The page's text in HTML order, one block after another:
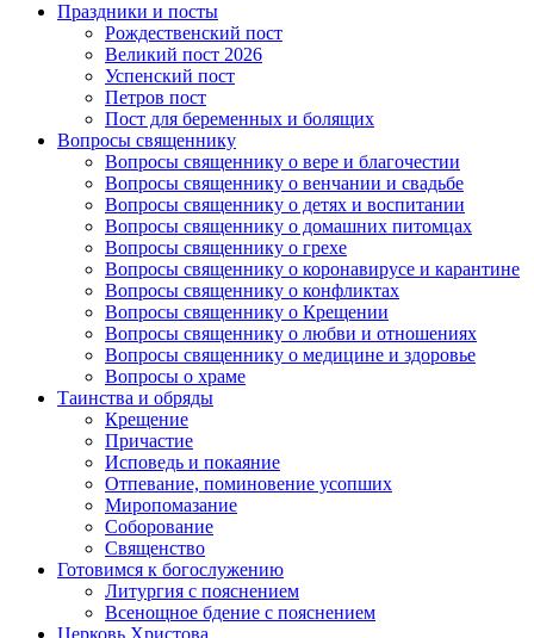
Праздники и посты
Рождественский пост
Великий пост 2026
Успенский пост
Петров пост
Пост для беременных и болящих
Вопросы священнику
Вопросы священнику о вере и благочестии
Вопросы священнику о венчании и свадьбе
Вопросы священнику о детях и воспитании
Вопросы священнику о домашних питомцах
Вопросы священнику о грехе
Вопросы священнику о коронавирусе и карантине
Вопросы священнику о конфликтах
Вопросы священнику о Крещении
Вопросы священнику о любви и отношениях
Вопросы священнику о медицине и здоровье
Вопросы о храме
Таинства и обряды
Крещение
Причастие
Исповедь и покаяние
Отпевание, поминовение усопших
Миропомазание
Соборование
Священство
Готовимся к богослужению
Литургия с пояснением
Всенощное бдение с пояснением
Церковь Христова